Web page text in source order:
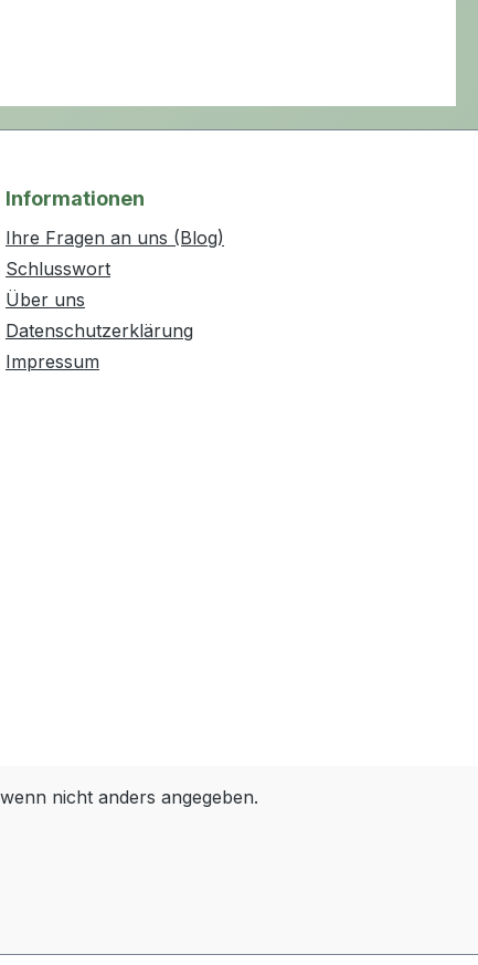
Informationen
Ihre Fragen an uns (Blog)
Schlusswort
Über uns
Datenschutzerklärung
Impressum
nicht anders angegeben.